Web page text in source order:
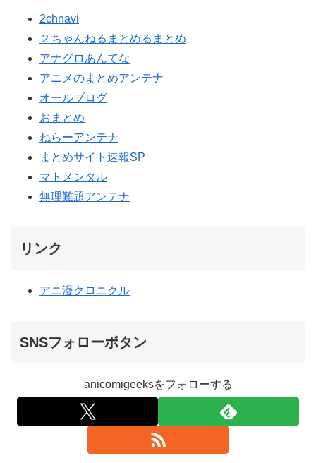
2chnavi
２ちゃんねるまとめるまとめ
アナグロあんてな
アニメのまとめアンテナ
オールブログ
おまとめ
ねらーアンテナ
まとめサイト速報SP
マトメンタル
無理難題アンテナ
リンク
アニ漫クロニクル
SNSフォローボタン
anicomigeeksをフォローする